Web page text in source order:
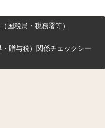
国税局・税務署等）
贈与税）関係チェックシー